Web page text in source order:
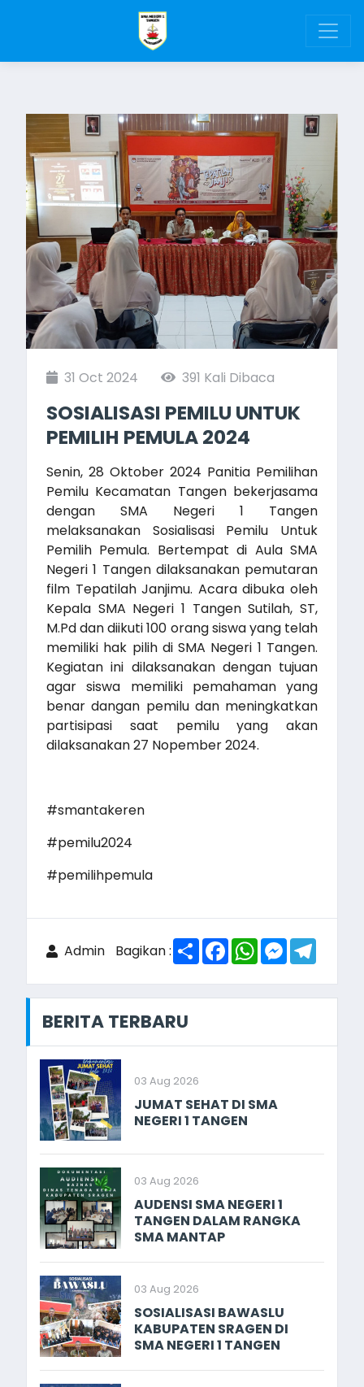
31 Oct 2024 391 Kali Dibaca
SOSIALISASI PEMILU UNTUK
PEMILIH PEMULA 2024
Senin, 28 Oktober 2024 Panitia Pemilihan
Pemilu Kecamatan Tangen bekerjasama
dengan SMA Negeri 1 Tangen
melaksanakan Sosialisasi Pemilu Untuk
Pemilih Pemula. Bertempat di Aula SMA
Negeri 1 Tangen dilaksanakan pemutaran
film Tepatilah Janjimu. Acara dibuka oleh
Kepala SMA Negeri 1 Tangen Sutilah, ST,
M.Pd dan diikuti 100 orang siswa yang telah
memiliki hak pilih di SMA Negeri 1 Tangen.
Kegiatan ini dilaksanakan dengan tujuan
agar siswa memiliki pemahaman yang
benar dangan pemilu dan meningkatkan
partisipasi saat pemilu yang akan
dilaksanakan 27 Nopember 2024.
#smantakeren
#pemilu2024
#pemilihpemula
Admin Bagikan : ShareFacebook
WhatsAppMessenger
BERITA TERBARU
03 Aug 2026
JUMAT SEHAT DI SMA
NEGERI 1 TANGEN
03 Aug 2026
AUDENSI SMA NEGERI 1
TANGEN DALAM RANGKA
SMA MANTAP
03 Aug 2026
SOSIALISASI BAWASLU
KABUPATEN SRAGEN DI
SMA NEGERI 1 TANGEN